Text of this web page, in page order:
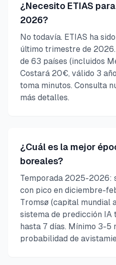
¿Necesito ETIAS
2026?
No todavía. ETIAS ha
último trimestre de
de 63 países (incluidos
Costará 20€, válido 3
toma minutos. Consulta
más detalles.
¿Cuál es la mejor
boreales?
Temporada 2025-2026:
con pico en diciembre-
Tromsø (capital mundial
sistema de predicción IA
hasta 7 días. Mínimo 3-5
probabilidad de